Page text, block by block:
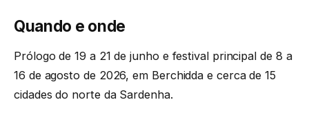
Quando e onde
Prólogo de 19 a 21 de junho e festival principal de 8 a
16 de agosto de 2026, em Berchidda e cerca de 15
cidades do norte da Sardenha.